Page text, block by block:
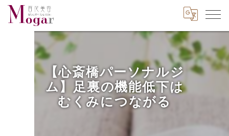
【心斎橋パーソナルジ
ム】足裏の機能低下は
むくみにつながる